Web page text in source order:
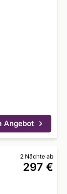
Angebot
2 Nächte ab
297 €